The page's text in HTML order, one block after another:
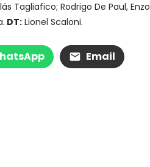
Tagliafico; Rodrigo De Paul, Enzo
DT:Lionel Scaloni.
Email